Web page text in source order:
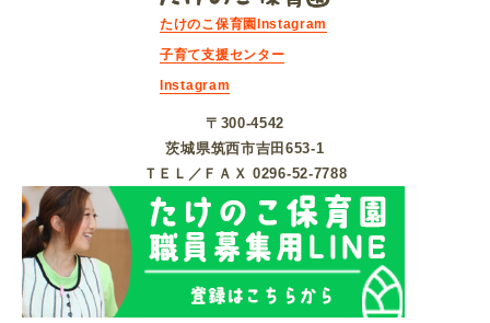
たけのこ保育園Instagram
子育て支援センター
Instagram
〒300-4542
茨城県筑⻄市吉⽥653-1
ＴＥＬ／ＦＡＸ 0296-52-7788